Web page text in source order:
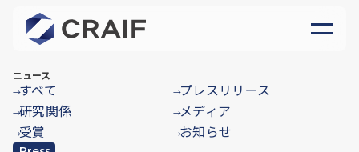
ニュース
→すべて →プレスリリース
→研究関係 →メディア
→受賞 →お知らせ